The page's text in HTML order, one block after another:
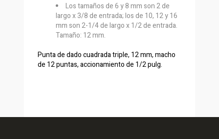
Los tamaños de 6 y 8 mm son 2 de
largo x 3/8 de entrada; los de 10, 12 y 16
mm son 2-1/4 de largo x 1/2 de entrada.
Tamaño: 12 mm.
Punta de dado cuadrada triple, 12 mm, macho
de 12 puntas, accionamiento de 1/2 pulg.